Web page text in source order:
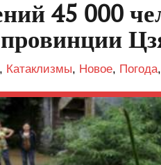
45 000
Катаклизмы, Новое, Погода,